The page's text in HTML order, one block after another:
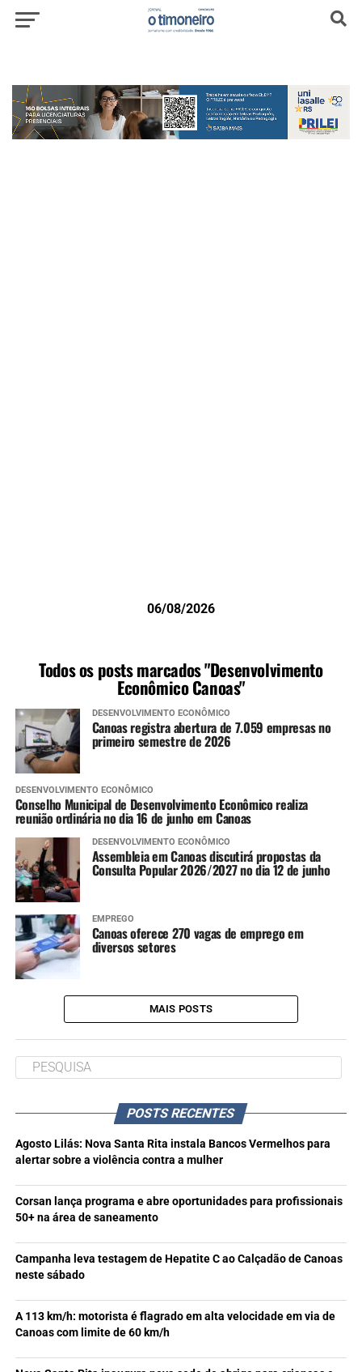
06/08/2026
Todos os posts marcados "Desenvolvimento
Econômico Canoas"
DESENVOLVIMENTO ECONÔMICO
Canoas registra abertura de 7.059 empresas no
primeiro semestre de 2026
DESENVOLVIMENTO ECONÔMICO
Conselho Municipal de Desenvolvimento Econômico realiza
reunião ordinária no dia 16 de junho em Canoas
DESENVOLVIMENTO ECONÔMICO
Assembleia em Canoas discutirá propostas da
Consulta Popular 2026/2027 no dia 12 de junho
EMPREGO
Canoas oferece 270 vagas de emprego em
diversos setores
MAIS POSTS
POSTS RECENTES
Agosto Lilás: Nova Santa Rita instala Bancos Vermelhos para
alertar sobre a violência contra a mulher
Corsan lança programa e abre oportunidades para profissionais
50+ na área de saneamento
Campanha leva testagem de Hepatite C ao Calçadão de Canoas
neste sábado
A 113 km/h: motorista é flagrado em alta velocidade em via de
Canoas com limite de 60 km/h